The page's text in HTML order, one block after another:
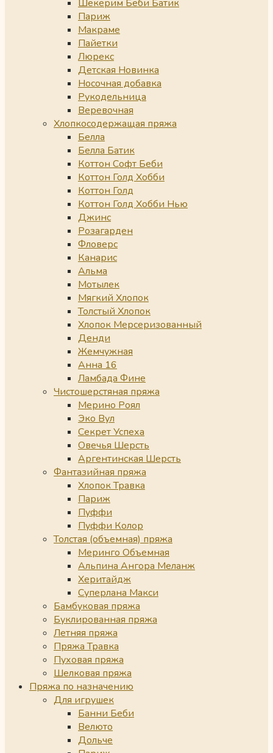
Шекерим Беби Батик
Париж
Макраме
Пайетки
Люрекс
Детская Новинка
Носочная добавка
Рукодельница
Веревочная
Хлопкосодержащая пряжа
Белла
Белла Батик
Коттон Софт Беби
Коттон Голд Хобби
Коттон Голд
Коттон Голд Хобби Нью
Джинс
Розагарден
Фловерс
Канарис
Альма
Мотылек
Мягкий Хлопок
Толстый Хлопок
Хлопок Мерсеризованный
Денди
Жемчужная
Анна 16
Ламбада Фине
Чистошерстяная пряжа
Мерино Роял
Эко Вул
Секрет Успеха
Овечья Шерсть
Аргентинская Шерсть
Фантазийная пряжа
Хлопок Травка
Париж
Пуффи
Пуффи Колор
Толстая (объемная) пряжа
Меринго Объемная
Альпина Ангора Меланж
Херитайдж
Суперлана Макси
Бамбуковая пряжа
Буклированная пряжа
Летняя пряжа
Пряжа Травка
Пуховая пряжа
Шелковая пряжа
Пряжа по назначению
Для игрушек
Банни Беби
Велюто
Дольче